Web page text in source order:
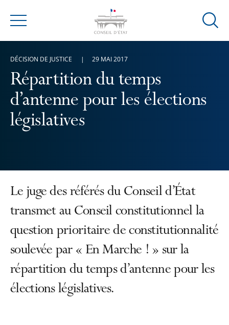
Menu
Ouvrir
Répartition du temps
d’antenne pour les élections
législatives
DÉCISION DE JUSTICE 29 MAI 2017
Le juge des référés du Conseil d’État
transmet au Conseil constitutionnel la
question prioritaire de constitutionnalité
soulevée par « En Marche ! » sur la
répartition du temps d’antenne pour les
élections législatives.